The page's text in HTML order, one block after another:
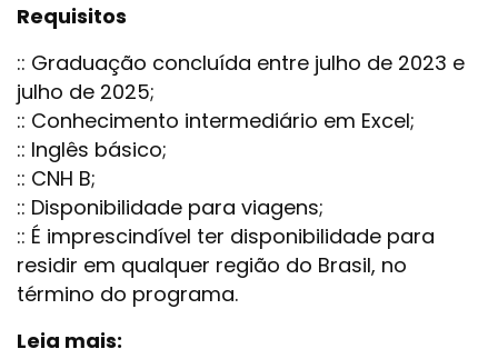
Requisitos
:: Graduação concluída entre julho de 2023 e
julho de 2025;
:: Conhecimento intermediário em Excel;
:: Inglês básico;
:: CNH B;
:: Disponibilidade para viagens;
:: É imprescindível ter disponibilidade para
residir em qualquer região do Brasil, no
término do programa.
Leia mais: